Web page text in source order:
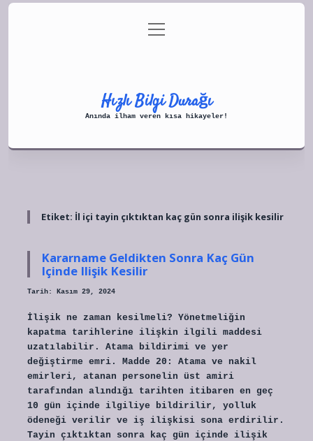
Gizlilik Politikası
menüyü
aç
Hızlı Bilgi Durağı
Anında ilham veren kısa hikayeler!
Etiket: İl içi tayin çıktıktan kaç gün sonra ilişik kesilir
Kararname Geldikten Sonra Kaç Gün
Içinde Ilişik Kesilir
Tarih: Kasım 29, 2024
İlişik ne zaman kesilmeli? Yönetmeliğin
kapatma tarihlerine ilişkin ilgili maddesi
uzatılabilir. Atama bildirimi ve yer
değiştirme emri. Madde 20: Atama ve nakil
emirleri, atanan personelin üst amiri
tarafından alındığı tarihten itibaren en geç
10 gün içinde ilgiliye bildirilir, yolluk
ödeneği verilir ve iş ilişkisi sona erdirilir.
Tayin çıktıktan sonra kaç gün içinde ilişik